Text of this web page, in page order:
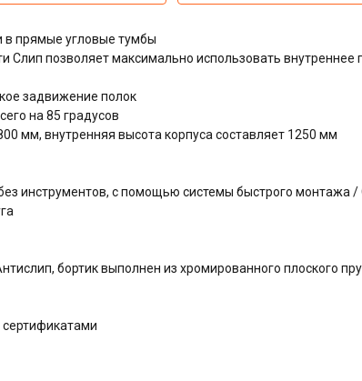
прямые угловые тумбы
позволяет максимально использовать внутреннее
задвижение полок
на 85 градусов
мм, внутренняя высота корпуса составляет 1250 мм
инструментов, с помощью системы быстрого монтажа /
бортик выполнен из хромированного плоского